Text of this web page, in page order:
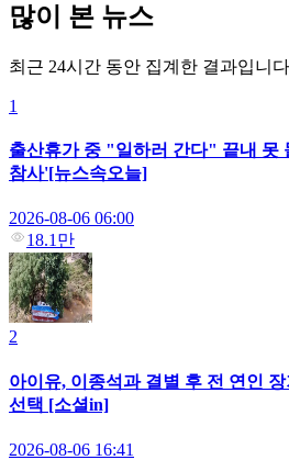
많이 본 뉴스
최근 24시간 동안 집계한 결과입니
1
출산휴가 중 "일하러 간다" 끝내 못
참사'[뉴스속오늘]
2026-08-06 06:00
18.1만
2
아이유, 이종석과 결별 후 전 연인
선택 [소셜in]
2026-08-06 16:41